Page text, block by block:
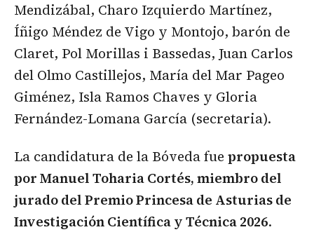
Mendizábal, Charo Izquierdo Martínez,
Íñigo Méndez de Vigo y Montojo, barón de
Claret, Pol Morillas i Bassedas, Juan Carlos
del Olmo Castillejos, María del Mar Pageo
Giménez, Isla Ramos Chaves y Gloria
Fernández-Lomana García (secretaria).
La candidatura de la Bóveda fue propuesta
por Manuel Toharia Cortés, miembro del
jurado del Premio Princesa de Asturias de
Investigación Científica y Técnica 2026.